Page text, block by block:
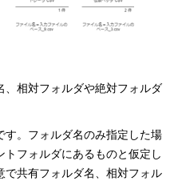
、相対フォルダや絶対フォルダ
す。フォルダ名のみ指定した場
フォルダにあるものと仮定し
で共有フォルダ名、相対フォル